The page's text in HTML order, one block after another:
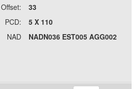
Offset:
33
PCD:
5 X 110
NAD
NADN036 EST005 AGG002